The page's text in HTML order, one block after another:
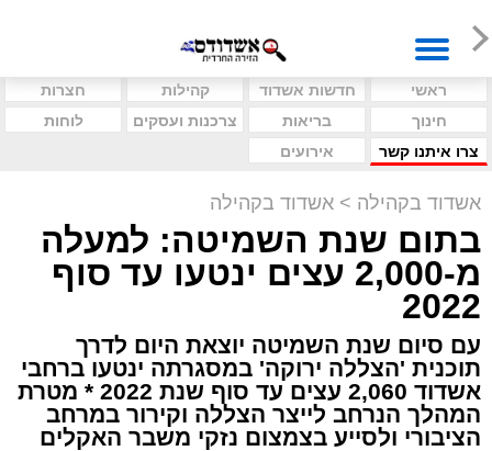
ראשי חדשות אשדוד קהילות
חצרות
חינוך
בריאות צרכנות ועסקים
לוחות
צרו איתנו קשר
אירועים
אשדוד בקהילה > אשדוד בקהילה
בתום שנת השמיטה: למעלה
מ-2,000 עצים ינטעו עד סוף
2022
עם סיום שנת השמיטה יוצאת היום לדרך
תוכנית 'הצללה ירוקה' במסגרתה ינטעו ברחבי
אשדוד 2,060 עצים עד סוף שנת 2022 * מטרת
המהלך הנרחב לייצר הצללה וקירור במרחב
הציבורי ולסייע בצמצום נזקי משבר האקלים